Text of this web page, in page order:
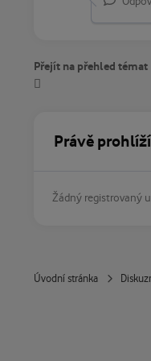
Přejít na přehled témat
Právě
Žádný registrovaný
Úvodní stránka